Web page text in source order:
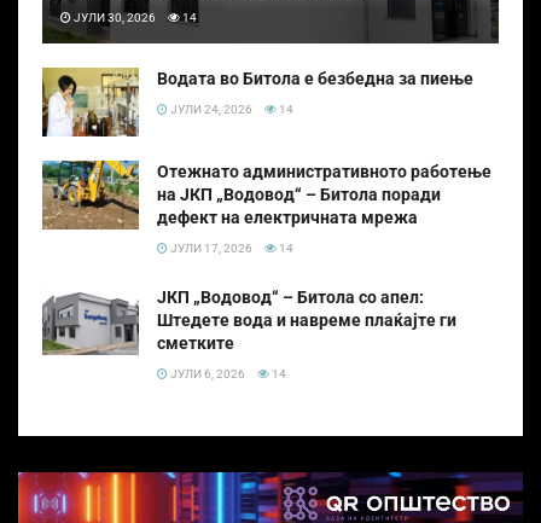
ЈУЛИ 30, 2026 14
Водата во Битола е безбедна за пиење
ЈУЛИ 24, 2026 14
Отежнато административното работење
на ЈКП „Водовод“ – Битола поради
дефект на електричната мрежа
ЈУЛИ 17, 2026 14
ЈКП „Водовод“ – Битола со апел:
Штедете вода и навреме плаќајте ги
сметките
ЈУЛИ 6, 2026 14